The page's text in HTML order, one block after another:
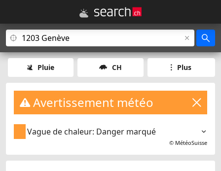
Pluie CH Plus
Avertissement météo
Vague de chaleur: Danger marqué
© MétéoSuisse